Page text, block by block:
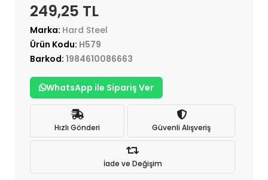
249,25 TL
Marka: Hard Steel
Ürün Kodu: H579
Barkod: 1984610086663
WhatsApp ile Sipariş Ver
Hızlı Gönderi Güvenli Alışveriş
İade ve Değişim